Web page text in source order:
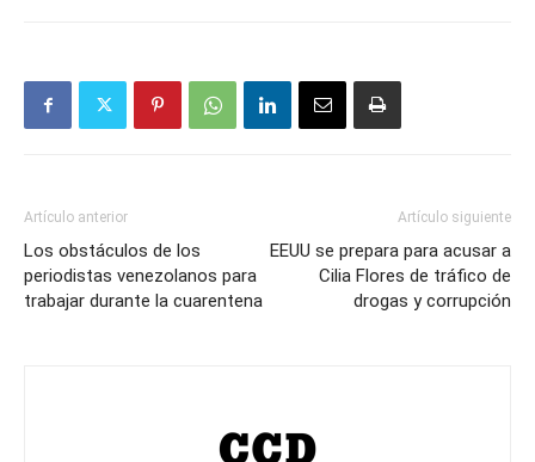
Artículo anterior
Los obstáculos de los
periodistas venezolanos para
trabajar durante la cuarentena
Artículo siguiente
EEUU se prepara para acusar a
Cilia Flores de tráfico de
drogas y corrupción